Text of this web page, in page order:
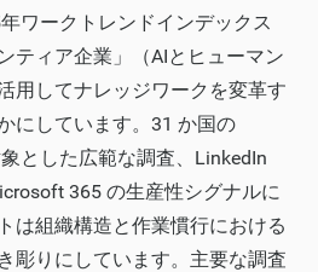
ワークトレンドインデックス
ティア企業」（AIとヒューマン
用してナレッジワークを変革す
にしています。31 か国の
とした広範な調査、LinkedIn
365 の生産性シグナルに
は組織構造と作業慣行における
彫りにしています。主要な調査